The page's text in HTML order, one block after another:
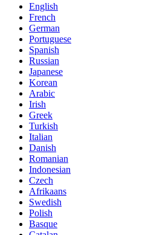
English
French
German
Portuguese
Spanish
Russian
Japanese
Korean
Arabic
Irish
Greek
Turkish
Italian
Danish
Romanian
Indonesian
Czech
Afrikaans
Swedish
Polish
Basque